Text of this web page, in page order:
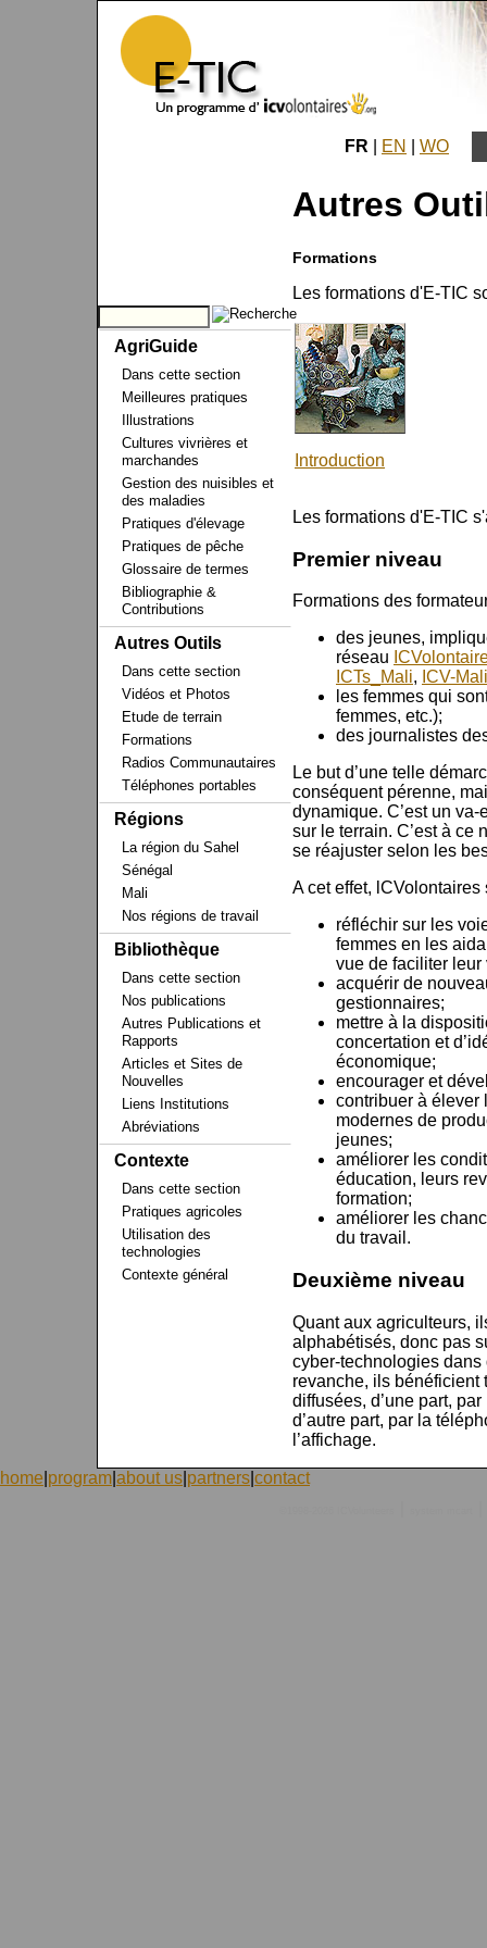
AgriGuide
Dans cette section
Meilleures pratiques
Illustrations
Cultures vivrières et
marchandes
Gestion des nuisibles et
des maladies
Pratiques d'élevage
Pratiques de pêche
Glossaire de termes
Bibliographie &
Contributions
Autres Outils
Dans cette section
Vidéos et Photos
Etude de terrain
Formations
Radios Communautaires
Téléphones portables
Régions
La région du Sahel
Sénégal
Mali
Nos régions de travail
Bibliothèque
Dans cette section
Nos publications
Autres Publications et
Rapports
Articles et Sites de
Nouvelles
Liens Institutions
Abréviations
Contexte
Dans cette section
Pratiques agricoles
Utilisation des
technologies
Contexte général
FR EN WO
Autres
Formations
Les formations d'E-TIC
Introduction
Les formations d'E-TIC
Premier niveau
Formations des
des jeunes,
réseau
ICTs_Mali, ICV-Mali
les femmes qui
femmes, etc.);
des journalistes
Le but d’une telle
conséquent pérenne,
dynamique. C’est un
sur le terrain. C’est à ce
se réajuster selon les
A cet effet,
réfléchir sur les
femmes en les
vue de faciliter leur
acquérir de
gestionnaires;
mettre à la
concertation et
économique;
encourager et
contribuer à élever
modernes de
jeunes;
améliorer les
éducation, leurs
formation;
améliorer les
du travail.
Deuxième niveau
Quant aux agriculteurs,
alphabétisés, donc pas
cyber-technologies
revanche, ils bénéficient
diffusées, d’une part,
d’autre part, par la
l’affichage.
home program about us partners contact